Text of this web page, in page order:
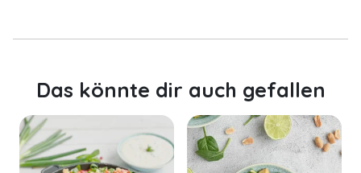
Das könnte dir auch gefallen